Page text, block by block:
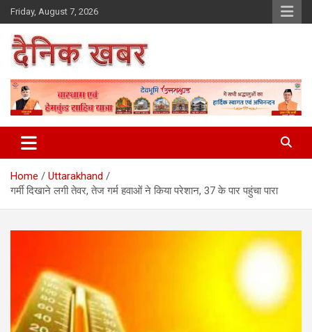
Skip
to
content
Friday, August 7, 2026
Dainikkhabar.in – Uttarakhand
Daily Hindi News Website
Home
Uttarakhand
गर्मी दिखाने लगी तेवर, तेज गर्म हवाओं ने किया परेशान, 37 के पार पहुंचा पारा